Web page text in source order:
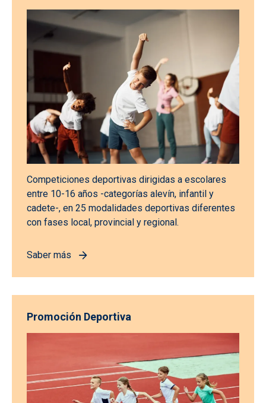
Competiciones deportivas dirigidas a escolares
entre 10-16 años -categorías alevín, infantil y
cadete-, en 25 modalidades deportivas diferentes
con fases local, provincial y regional.
Saber más
Promoción Deportiva